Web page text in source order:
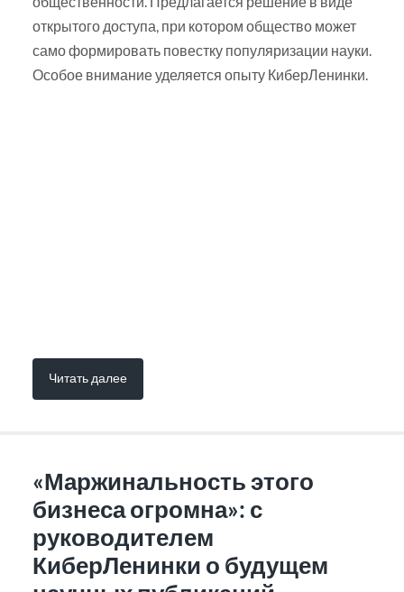
открытого доступа, при котором общество может
само формировать повестку популяризации науки.
Особое внимание уделяется опыту КиберЛенинки.
Читать далее
«Маржинальность этого
бизнеса огромна»: с
руководителем
КиберЛенинки о будущем